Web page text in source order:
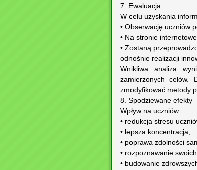
7. Ewaluacja
W celu uzyskania
• Obserwację uczniów
• Na stronie
• Zostaną
odnośnie realizacji
Wnikliwa analiza
zamierzonych celów.
zmodyfikować metody
8. Spodziewane efekty
Wpływ na uczniów:
• redukcja stresu
• lepsza koncentracja,
• poprawa zdolności
• rozpoznawanie
• budowanie